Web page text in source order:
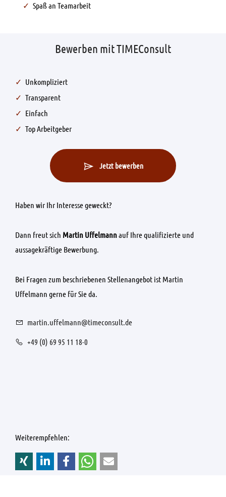
Spaß an Teamarbeit
Bewerben mit TIMEConsult
Unkompliziert
Transparent
Einfach
Top Arbeitgeber
Jetzt bewerben
Haben wir Ihr Interesse geweckt?
Dann freut sich Martin Uffelmannauf Ihre qualifizierte und
aussagekräftige Bewerbung.
Bei Fragen zum beschriebenen Stellenangebot ist Martin
Uffelmann gerne für Sie da.
martin.uffelmann@timeconsult.de
+49 (0) 69 95 11 18-0
Weiterempfehlen: